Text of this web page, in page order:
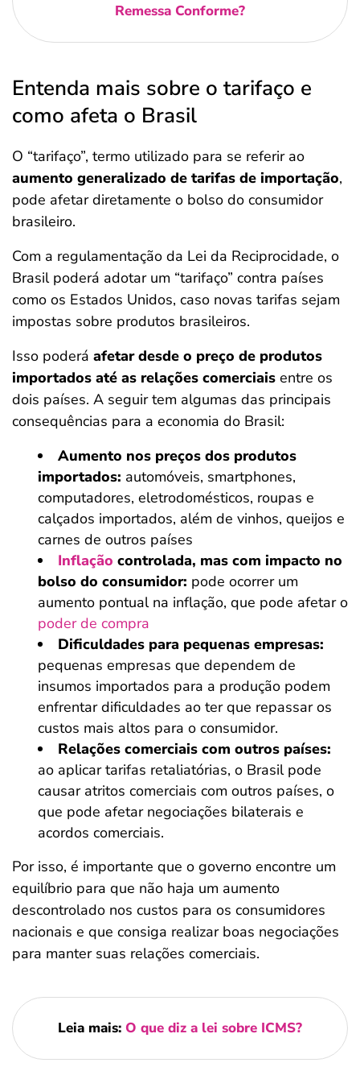
Remessa Conforme?
Entenda mais sobre o tarifaço e
como afeta o Brasil
O “tarifaço”, termo utilizado para se referir ao
aumento generalizado de tarifas de importação,
pode afetar diretamente o bolso do consumidor
brasileiro.
Com a regulamentação da Lei da Reciprocidade, o
Brasil poderá adotar um “tarifaço” contra países
como os Estados Unidos, caso novas tarifas sejam
impostas sobre produtos brasileiros.
Isso poderá afetar desde o preço de produtos
importados até as relações comerciais entre os
dois países. A seguir tem algumas das principais
consequências para a economia do Brasil:
Aumento nos preços dos produtos
importados: automóveis, smartphones,
computadores, eletrodomésticos, roupas e
calçados importados, além de vinhos, queijos e
carnes de outros países
Inflação controlada, mas com impacto no
bolso do consumidor: pode ocorrer um
aumento pontual na inflação, que pode afetar o
poder de compra
Dificuldades para pequenas empresas:
pequenas empresas que dependem de
insumos importados para a produção podem
enfrentar dificuldades ao ter que repassar os
custos mais altos para o consumidor.
Relações comerciais com outros países:
ao aplicar tarifas retaliatórias, o Brasil pode
causar atritos comerciais com outros países, o
que pode afetar negociações bilaterais e
acordos comerciais.
Por isso, é importante que o governo encontre um
equilíbrio para que não haja um aumento
descontrolado nos custos para os consumidores
nacionais e que consiga realizar boas negociações
para manter suas relações comerciais.
Leia mais: O que diz a lei sobre ICMS?